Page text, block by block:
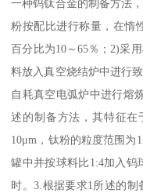
一种钨钛合金的制备方法
粉按配比进行称量，在惰
百分比为10～65％；2)采
料放入真空烧结炉中进行
自耗真空电弧炉中进行熔
述的制备方法，其特征在
10μm，钛粉的粒度范围为
罐中并按球料比1:4加入钨
时。3.根据要求1所述的